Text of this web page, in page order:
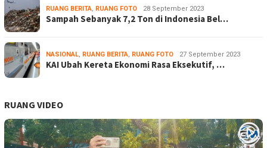
RUANG BERITA, RUANG FOTO 28 September 2023
Sampah Sebanyak 7,2 Ton di Indonesia Bel…
NASIONAL, RUANG BERITA, RUANG FOTO 27 September 2023
KAI Ubah Kereta Ekonomi Rasa Eksekutif, …
RUANG VIDEO